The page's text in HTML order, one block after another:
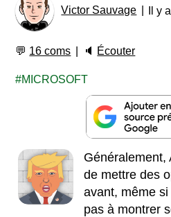
Victor Sauvage Il y
💬 16 coms 🔈 Écouter
MICROSOFT
Généralement,
de mettre des
avant, même
pas à montrer